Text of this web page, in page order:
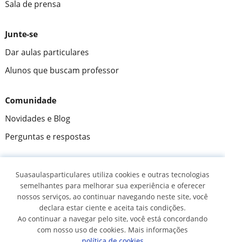
Sala de prensa
Junte-se
Dar aulas particulares
Alunos que buscam professor
Comunidade
Novidades e Blog
Perguntas e respostas
Fantástica★★★★★ 9,5/10
305883 opiniões de alunos
© 2007 - 2026 Suas aulas particulares
Suasaulasparticulares utiliza cookies e outras tecnologias
semelhantes para melhorar sua experiência e oferecer
nossos serviços, ao continuar navegando neste site, você
declara estar ciente e aceita tais condições.
Ao continuar a navegar pelo site, você está concordando
com nosso uso de cookies. Mais informações